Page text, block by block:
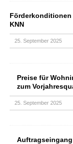
Förderkonditionen
KNN
25. September 2025
Preise für
zum
25. September 2025